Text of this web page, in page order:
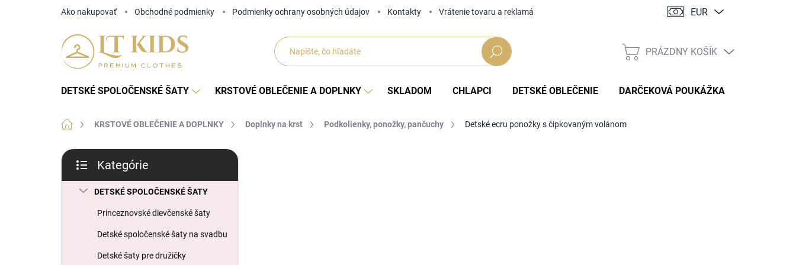
Ako nakupovať Obchodné podmienky Podmienky ochrany osobných údajov Kontakty Vrátenie tovaru a reklamácia EUR
Hľadať
NÁKUPNÝ
PRÁZDNY KOŠÍK
DETSKÉ SPOLOČENSKÉ ŠATY KRSTOVÉ OBLEČENIE A DOPLNKY SKLADOM CHLAPCI DETSKÉ OBLEČENIE DARČEKOVÁ POUKÁŽKA
DomovKRSTOVÉ OBLEČENIE A DOPLNKY Doplnky na krst Podkolienky, ponožky, pančuchy Detské ecru ponožky s čipkovaným volánom
B
č
kategórie
Kategórie
DETSKÉ SPOLOČENSKÉ ŠATY
Princeznovské dievčenské šaty
Detské spoločenské šaty na svadbu
Detské šaty pre družičky